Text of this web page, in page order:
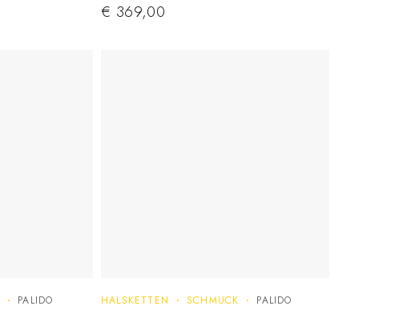
€ 369,00
PALIDO HALSKETTEN SCHMUCK PALIDO